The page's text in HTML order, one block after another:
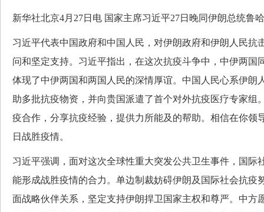
新华社北京4月27日电 国家主席习近平27日晚同伊朗总统鲁
习近平代表中国政府和中国人民，对伊朗政府和伊朗人民抗
问和坚定支持。习近平指出，在这次抗疫斗争中，中伊两国
体现了中伊两国和两国人民的深情厚谊。中国人民心系伊朗
助多批抗疫物资，并向贵国派遣了首个对外抗疫医疗专家组
疫合作，分享抗疫经验，提供力所能及的帮助。相信在你领
日战胜疫情。
习近平强调，面对这次全球性重大突发公共卫生事件，国际
能形成战胜疫情的合力。单边制裁妨碍伊朗及国际社会抗疫
面战略伙伴关系，坚定支持伊朗捍卫国家主权和尊严。中方